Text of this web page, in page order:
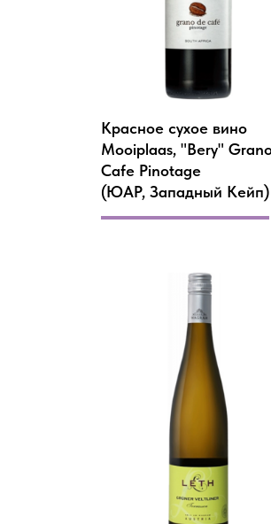
Красное сухое вино
Mooiplaas, "Bery"
Cafe Pinotage
(ЮАР, Западный Кейп)